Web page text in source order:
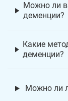
Можно ли
деменции?
Какие
деменции?
Можно ли